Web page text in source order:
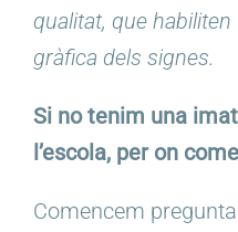
qualitat, que
gràfica dels signes.
Si no tenim una
l’escola, per on
Comencem